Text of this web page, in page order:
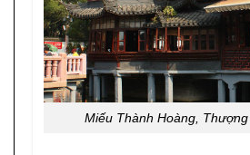
Miếu Thành Hoàng,